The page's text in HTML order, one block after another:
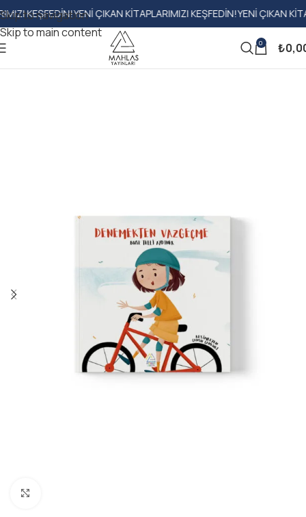
Skip to navigation
Skip to main content
YENI ÇIKAN KITAPLARIMIZI KEŞFEDIN!YENI ÇIKAN
0 ₺